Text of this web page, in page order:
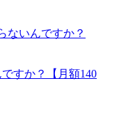
すか？【月額140